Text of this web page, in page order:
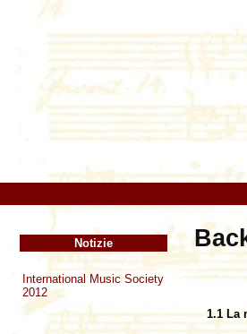
Notizie
International Music Society
2012
1.1 La